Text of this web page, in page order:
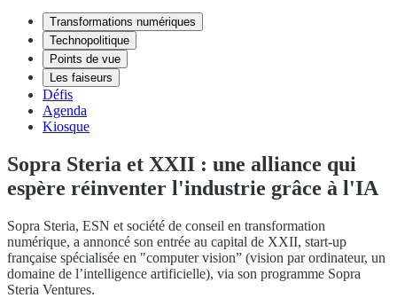
Transformations numériques
Technopolitique
Points de vue
Les faiseurs
Défis
Agenda
Kiosque
Sopra Steria et XXII : une alliance qui
espère réinventer l'industrie grâce à l'IA
Sopra Steria, ESN et société de conseil en transformation
numérique, a annoncé son entrée au capital de XXII, start-up
française spécialisée en "computer vision” (vision par ordinateur, un
domaine de l’intelligence artificielle), via son programme Sopra
Steria Ventures.